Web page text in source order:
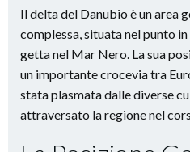
Il delta del Danubio è un area
complessa, situata nel punto
getta nel Mar Nero. La sua
un importante crocevia tra
stata plasmata dalle diverse
attraversato la regione nel